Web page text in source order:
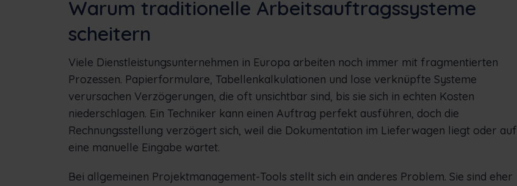
Warum traditionelle Arbeitsauftragssysteme
scheitern
Viele Dienstleistungsunternehmen in Europa arbeiten noch immer mit fragmentierten
Prozessen. Papierformulare, Tabellenkalkulationen und lose verknüpfte Systeme
verursachen Verzögerungen, die oft unsichtbar sind, bis sie sich in echten Kosten
niederschlagen. Ein Techniker kann einen Auftrag perfekt ausführen, doch die
Rechnungsstellung verzögert sich, weil die Dokumentation im Lieferwagen liegt oder auf
eine manuelle Eingabe wartet.
Bei allgemeinen Projektmanagement-Tools stellt sich ein anderes Problem. Sie sind eher